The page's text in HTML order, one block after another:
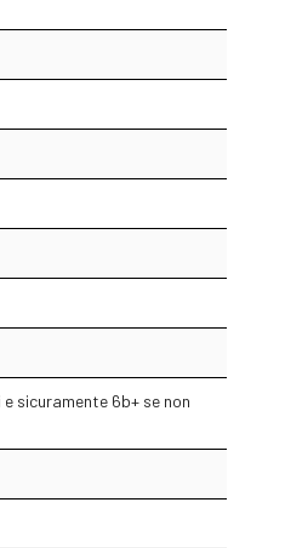
sicuramente 6b+ se non